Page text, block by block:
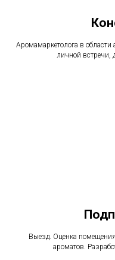
Аромамаркетолога в области
личной встречи,
Выезд. Оценка
ароматов.